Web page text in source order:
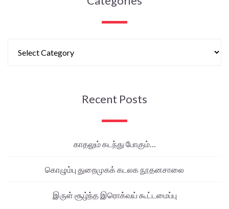
Recent Posts
காதலும் கடந்து போகும்…
கொழும்பு துறைமுகக் கடலக நூதனசாலை
இருள் சூழ்ந்த இரொக்வய் கூட்டமைப்பு